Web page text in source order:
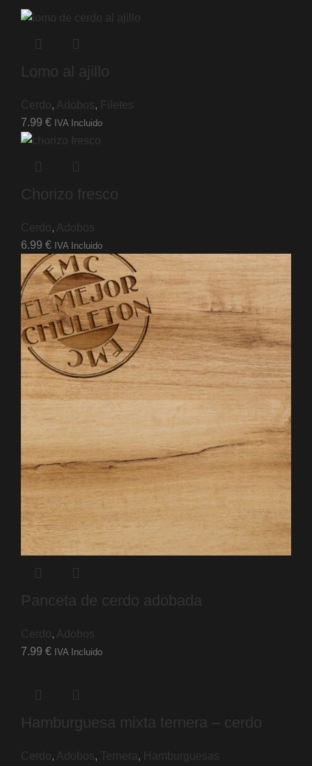
Lomo al ajillo
Cerdo, Adobos, Filetes
7.99 € IVA Incluido
Chorizo fresco
Cerdo, Adobos
6.99 € IVA Incluido
Panceta de cerdo adobada
Cerdo, Adobos
7.99 € IVA Incluido
Hamburguesa mixta ternera – cerdo
Cerdo, Adobos, Ternera, Hamburguesas